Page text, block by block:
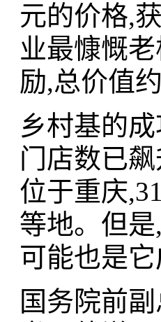
元的价格,
业最慷慨
励,总价值
乡村基的
门店数已
位于重庆
等地。但
可能也是
国务院前